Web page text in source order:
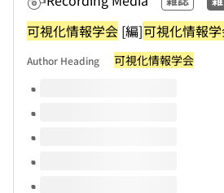
可視化情報学会 [編]可視化情報
Author Heading 可視化情報学会
Volumes of this title